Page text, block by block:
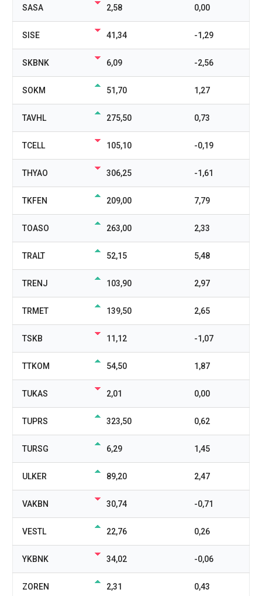
SASA 2,58 0,00
SISE 41,34 -1,29
SKBNK 6,09 -2,56
SOKM 51,70 1,27
TAVHL 275,50 0,73
TCELL 105,10 -0,19
THYAO 306,25 -1,61
TKFEN 209,00 7,79
TOASO 263,00 2,33
TRALT 52,15 5,48
TRENJ 103,90 2,97
TRMET 139,50 2,65
TSKB 11,12 -1,07
TTKOM 54,50 1,87
TUKAS 2,01 0,00
TUPRS 323,50 0,62
TURSG 6,29 1,45
ULKER 89,20 2,47
VAKBN 30,74 -0,71
VESTL 22,76 0,26
YKBNK 34,02 -0,06
ZOREN 2,31 0,43